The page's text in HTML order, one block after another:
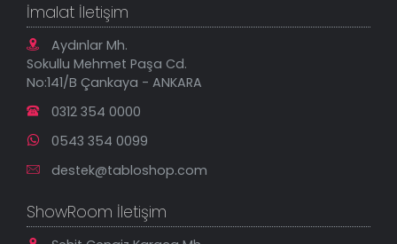
kaliteli, orijinal rengini daima muhafaza edecek
kanvas tablo modellerinesahip olabilirsiniz.
Mesafeli Satış Sözleşmesi
Gizlilik Güvenlik Politikası
Tablonu Sen Tasarla
Tablo Saatler
Yeni Eklenenler
En Çok Satılanlar
İndirimli Tablolar
İmalat İletişim
Aydınlar Mh.
Sokullu Mehmet Paşa Cd.
No:141/B Çankaya - ANKARA
0312 354 0000
0543 354 0099
destek@tabloshop.com
ShowRoom İletişim